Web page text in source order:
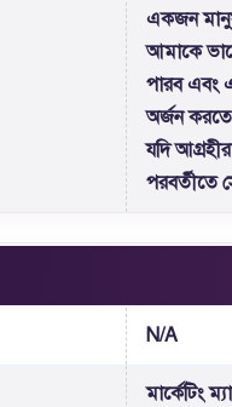
একজন
আমাকে
পারব এবং
অর্জন
যদি
পরবর্তীতে
N/A
মার্কেটিং